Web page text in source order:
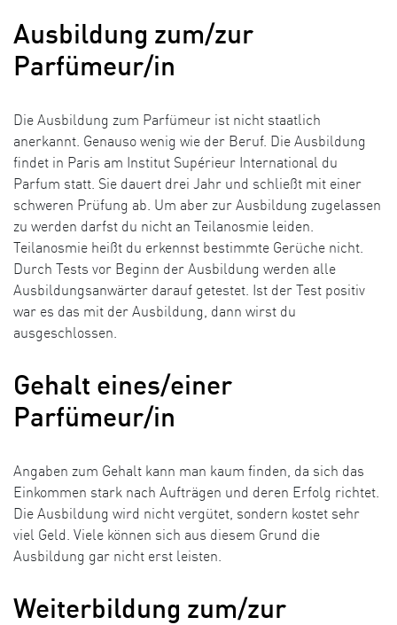
Ausbildung zum/zur
Parfümeur/in
Die Ausbildung zum Parfümeur ist nicht staatlich
anerkannt. Genauso wenig wie der Beruf. Die Ausbildung
findet in Paris am Institut Supérieur International du
Parfum statt. Sie dauert drei Jahr und schließt mit einer
schweren Prüfung ab. Um aber zur Ausbildung zugelassen
zu werden darfst du nicht an Teilanosmie leiden.
Teilanosmie heißt du erkennst bestimmte Gerüche nicht.
Durch Tests vor Beginn der Ausbildung werden alle
Ausbildungsanwärter darauf getestet. Ist der Test positiv
war es das mit der Ausbildung, dann wirst du
ausgeschlossen.
Gehalt eines/einer
Parfümeur/in
Angaben zum Gehalt kann man kaum finden, da sich das
Einkommen stark nach Aufträgen und deren Erfolg richtet.
Die Ausbildung wird nicht vergütet, sondern kostet sehr
viel Geld. Viele können sich aus diesem Grund die
Ausbildung gar nicht erst leisten.
Weiterbildung zum/zur